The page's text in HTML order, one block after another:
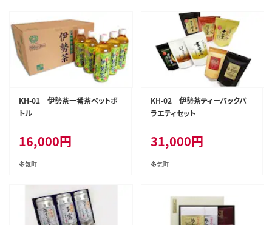
KH-01 伊勢茶一番茶ペットボ
トル
16,000円
多気町
KH-02 伊勢茶ティーバックバ
ラエティセット
31,000円
多気町